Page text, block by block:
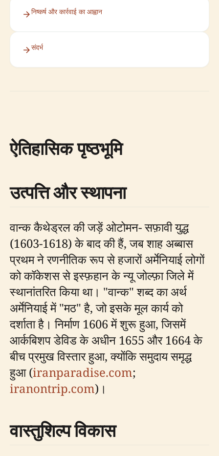
निष्कर्ष और कार्रवाई का आह्वान
संदर्भ
ऐतिहासिक पृष्ठभूमि
उत्पत्ति और स्थापना
वान्क कैथेड्रल की जड़ें ओटोमन- सफ़ावी युद्ध
(1603-1618) के बाद की हैं, जब शाह अब्बास
प्रथम ने रणनीतिक रूप से हजारों अर्मेनियाई लोगों
को कॉकेशस से इस्फ़हान के न्यू जोल्फ़ा जिले में
स्थानांतरित किया था। "वान्क" शब्द का अर्थ
अर्मेनियाई में "मठ" है, जो इसके मूल कार्य को
दर्शाता है। निर्माण 1606 में शुरू हुआ, जिसमें
आर्कबिशप डेविड के अधीन 1655 और 1664 के
बीच प्रमुख विस्तार हुआ, क्योंकि समुदाय समृद्ध
हुआ (iranparadise.com;
iranontrip.com)।
वास्तुशिल्प विकास